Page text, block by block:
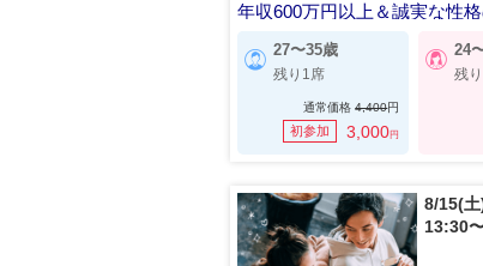
年収600万円以上＆誠実な性
27〜35歳
残り1席
通常価格4,400円
初参加 3,000円
24
残
8/15(土
13:30